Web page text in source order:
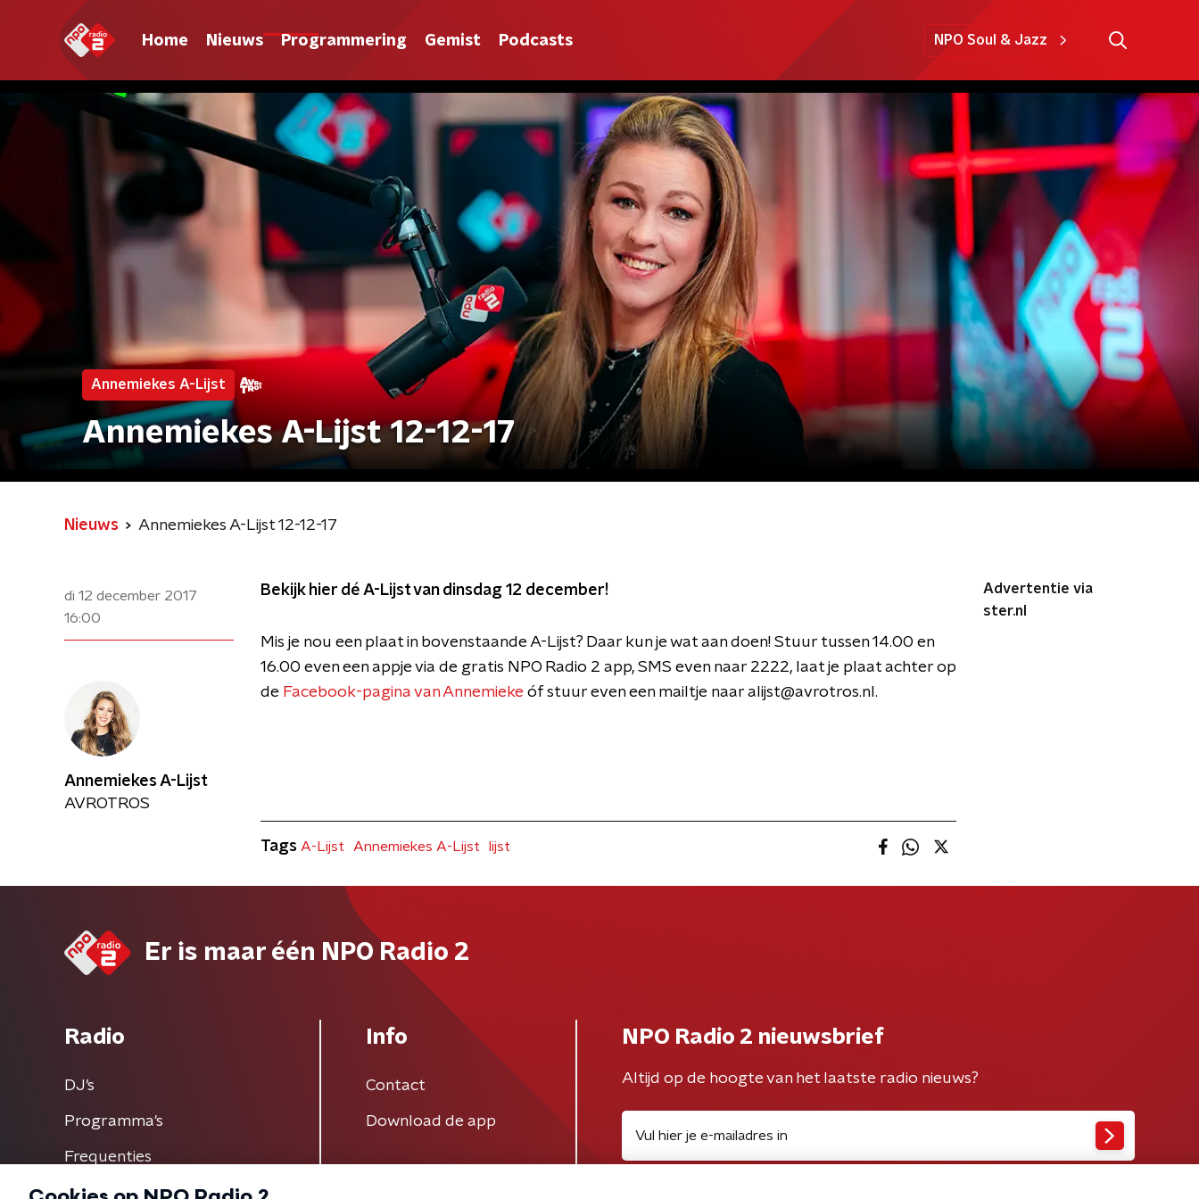
Home Nieuws Programmering Gemist Podcasts NPO Soul & Jazz
Annemiekes A-Lijst
Annemiekes A-Lijst 12-12-17
Nieuws Annemiekes A-Lijst 12-12-17
di 12 december 2017
16:00
Bekijk hier dé A-Lijst van dinsdag 12 december!
Mis je nou een plaat in bovenstaande A-Lijst? Daar kun je wat aan doen! Stuur tussen 14.00 en
16.00 even een appje via de gratis NPO Radio 2 app, SMS even naar 2222, laat je plaat achter op
de Facebook-pagina van Annemieke óf stuur even een mailtje naar alijst@avrotros.nl.
Advertentie via
ster.nl
Annemiekes A-Lijst
AVROTROS
Tags A-Lijst Annemiekes A-Lijst lijst
Er is maar één NPO Radio 2
Radio
DJ’s
Programma's
Frequenties
Info
Contact
Download de app
NPO Radio 2 nieuwsbrief
Altijd op de hoogte van het laatste radio nieuws?